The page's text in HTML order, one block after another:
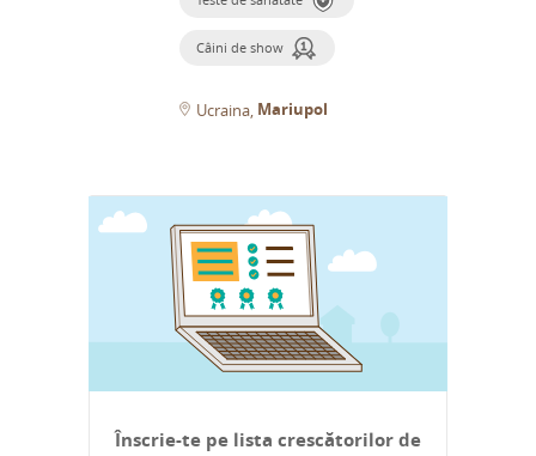
Câini de show
Ucraina Mariupol
Înscrie-te pe lista crescătorilor de